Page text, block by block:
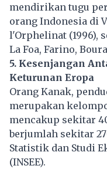
mendirikan tugu
orang Indonesia di
l'Orphelinat (1996),
La Foa, Farino,
5. Kesenjangan
Keturunan Eropa
Orang Kanak,
merupakan
mencakup sekitar
berjumlah sekitar
Statistik dan Studi
(INSEE).